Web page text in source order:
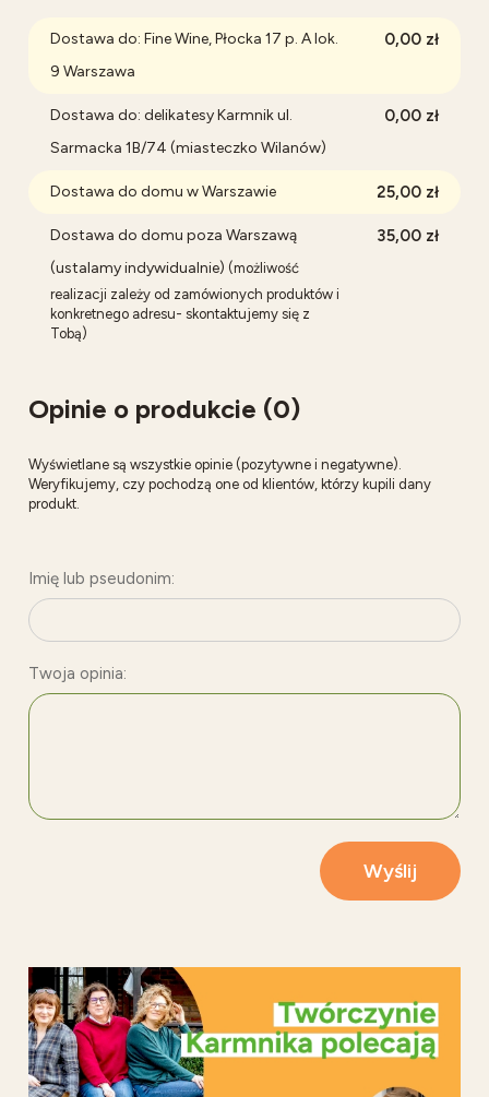
Dostawa do: Fine Wine, Płocka 17 p. A lok.
9 Warszawa
0,00 zł
Dostawa do: delikatesy Karmnik ul.
Sarmacka 1B/74 (miasteczko Wilanów)
0,00 zł
Dostawa do domu w Warszawie 25,00 zł
Dostawa do domu poza Warszawą
(ustalamy indywidualnie) (możliwość
realizacji zależy od zamówionych produktów i
konkretnego adresu- skontaktujemy się z
Tobą)
35,00 zł
Opinie o produkcie (0)
Wyświetlane są wszystkie opinie (pozytywne i negatywne).
Weryfikujemy, czy pochodzą one od klientów, którzy kupili dany
produkt.
Imię lub pseudonim:
Twoja opinia:
Wyślij